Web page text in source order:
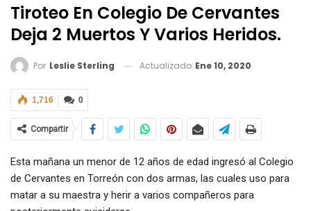
Tiroteo En Colegio De Cervantes
Deja 2 Muertos Y Varios Heridos.
Por Leslie Sterling Actualizado Ene 10, 2020
0
1,716
Compartir
Esta mañana un menor de 12 años de edad ingresó al Colegio
de Cervantes en Torreón con dos armas, las cuales uso para
matar a su maestra y herir a varios compañeros para